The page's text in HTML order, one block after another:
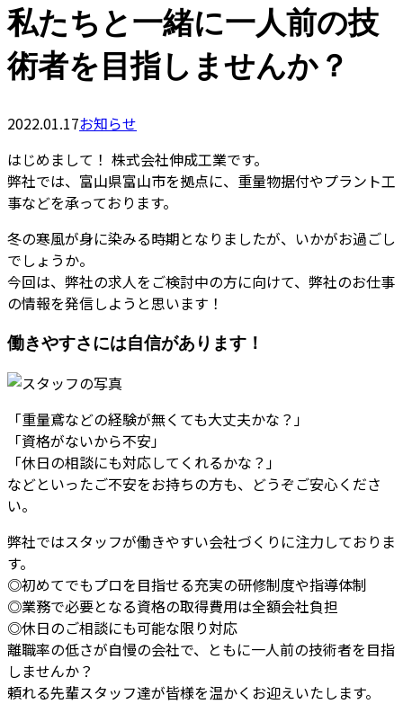
私たちと一緒に一人前の技
術者を目指しませんか？
2022.01.17お知らせ
はじめまして！ 株式会社伸成工業です。
弊社では、富山県富山市を拠点に、重量物据付やプラント工
事などを承っております。
冬の寒風が身に染みる時期となりましたが、いかがお過ごし
でしょうか。
今回は、弊社の求人をご検討中の方に向けて、弊社のお仕事
の情報を発信しようと思います！
働きやすさには自信があります！
「重量鳶などの経験が無くても大丈夫かな？」
「資格がないから不安」
「休日の相談にも対応してくれるかな？」
などといったご不安をお持ちの方も、どうぞご安心くださ
い。
弊社ではスタッフが働きやすい会社づくりに注力しておりま
す。
◎初めてでもプロを目指せる充実の研修制度や指導体制
◎業務で必要となる資格の取得費用は全額会社負担
◎休日のご相談にも可能な限り対応
離職率の低さが自慢の会社で、ともに一人前の技術者を目指
しませんか？
頼れる先輩スタッフ達が皆様を温かくお迎えいたします。